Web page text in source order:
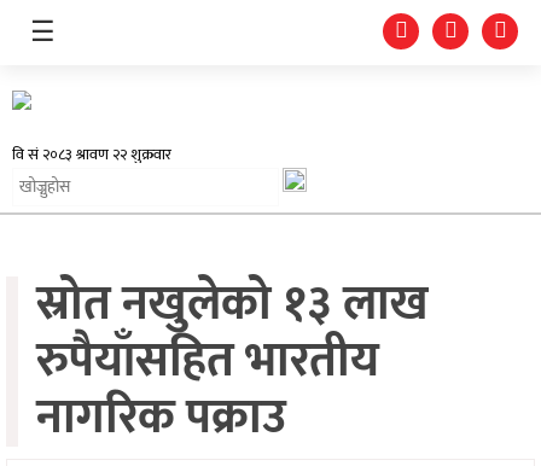
समाचार
प्रदेश
राजनीति
अर्थतन्त्र
☰
स्रोत नखुलेको १३ लाख
रुपैयाँसहित भारतीय
नागरिक पक्राउ